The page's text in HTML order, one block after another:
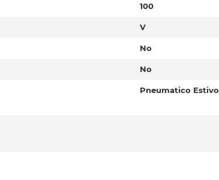
100
V
No
No
Pneumatico Estivo